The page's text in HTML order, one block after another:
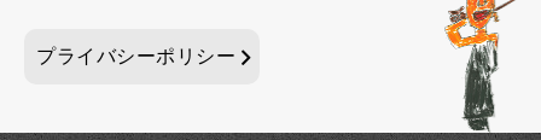
プライバシーポリシー